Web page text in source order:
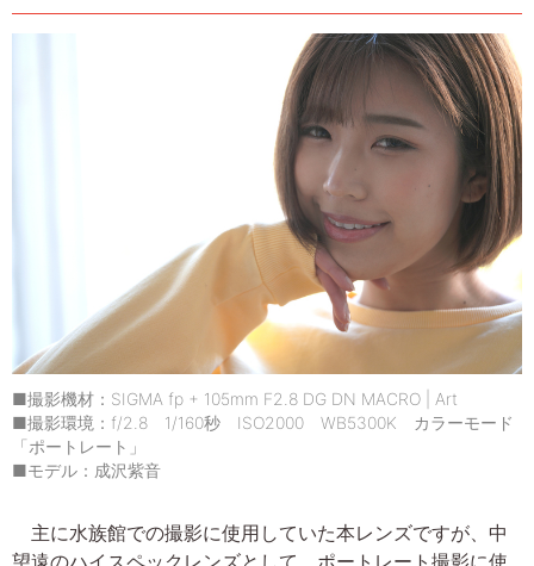
■撮影機材：SIGMA fp + 105mm F2.8 DG DN MACRO | Art
■撮影環境：f/2.8 1/160秒 ISO2000 WB5300K カラーモード
「ポートレート」
■モデル：成沢紫音
主に水族館での撮影に使用していた本レンズですが、中
望遠のハイスペックレンズとして、ポートレート撮影に使